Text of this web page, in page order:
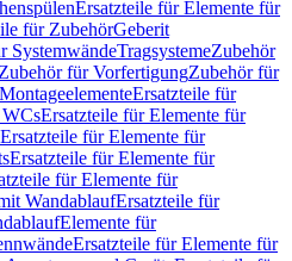
Ersatzteile für Elemente für
für ZubehörGeberit
SystemwändeTragsystemeZubehör
für VorfertigungZubehör für
MontageelementeErsatzteile für
Ersatzteile für Elemente für
Ersatzteile für Elemente für
Ersatzteile für Elemente für
für Elemente für
WandablaufErsatzteile für
Elemente für
Ersatzteile für Elemente für